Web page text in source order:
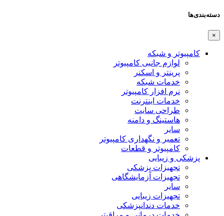
دسته‌بندی‌ها
×
کامپیوتر و شبکه
لوازم جانبی کامپیوتر
پرینتر و اسکنر
خدمات شبکه
نرم افزار کامپیوتر
خدمات اینترنت
طراحی سایت
هاستینگ و دامنه
سایر
تعمیر و نگهداری کامپیوتر
کامپیوتر و قطعات
پزشکی و زیبایی
تجهیزات پزشکی
تجهیزات آزمایشگاهی
سایر
تجهیزات زیبایی
خدمات دندانپزشکی